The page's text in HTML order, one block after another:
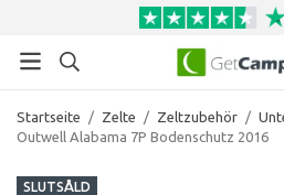
Startseite / Zelte / Zeltzubehör /
Outwell Alabama 7P Bodenschutz 2016
SLUTSÅLD